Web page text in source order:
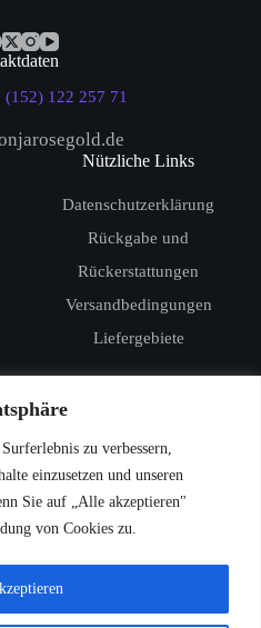
zu verbessern,
einzusetzen und unseren
Sie auf „Alle akzeptieren"
von Cookies zu.
(152) 122 257 71
Nützliche Links
Datenschutzerklärung
Rückgabe und
Rückerstattungen
Versandbedingungen
Liefergebiete